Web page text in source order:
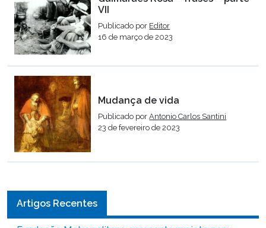
VII
Publicado por Editor
16 de março de 2023
Mudança de vida
Publicado porAntonio Carlos Santini
23 de fevereiro de 2023
Artigos Recentes